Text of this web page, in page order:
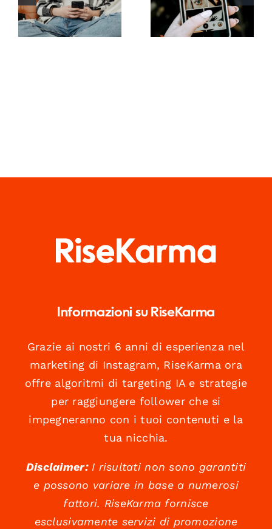
la visibilità
dei gruppi
in realtà
aumentata
sui social
Informazioni su RiseKarma
Grazie ai nostri 6 anni di esperienza nel
marketing di Instagram, RiseKarma ora
offre algoritmi di targeting IA e strategie
per raggiungere follower che si
impegneranno con i tuoi contenuti e la
tua nicchia.
Disclaimer:I risultati non sono garantiti
e possono variare in base a numerosi
fattori. RiseKarma fornisce
esclusivamente servizi di promozione